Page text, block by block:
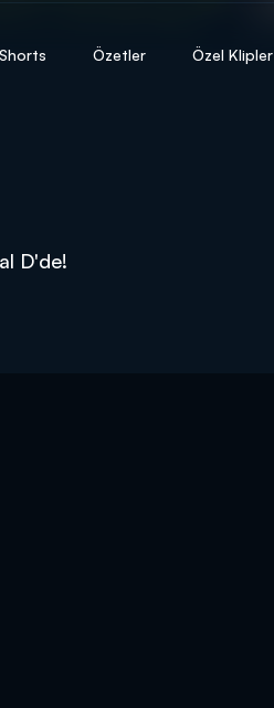
Özetler Özel Klipler
D'de!